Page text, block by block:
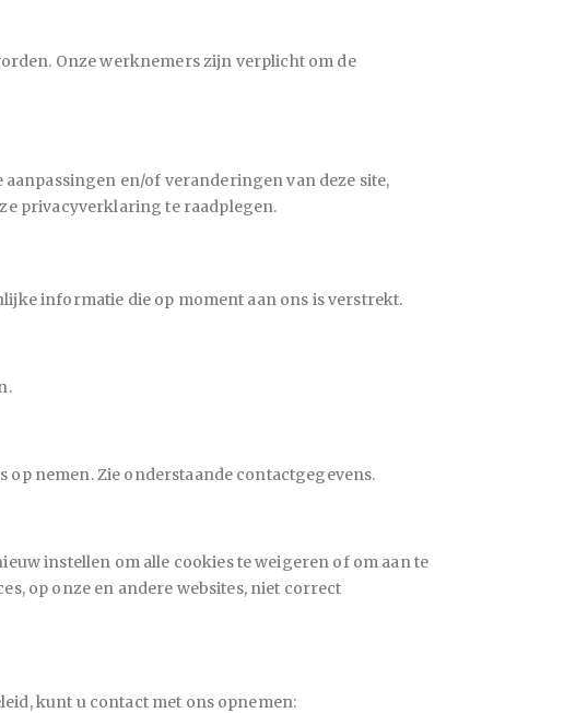
Onze werknemers zijn verplicht om de
en/of veranderingen van deze site,
privacyverklaring te raadplegen.
informatie die op moment aan ons is verstrekt.
op nemen. Zie onderstaande contactgegevens.
instellen om alle cookies te weigeren of om aan te
op onze en andere websites, niet correct
kunt u contact met ons opnemen: